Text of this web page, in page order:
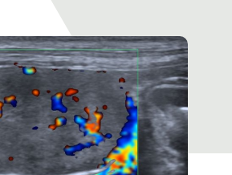
の超音波診断ケースレポート
依頼
わせ